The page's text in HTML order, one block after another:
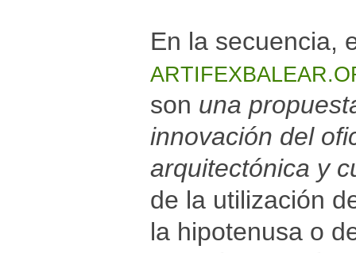
En la secuencia,
son una
innovación del
arquitectónica y
de la utilización
la hipotenusa o